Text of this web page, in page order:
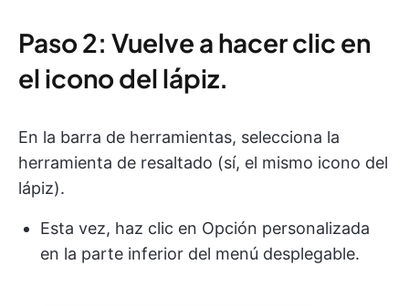
Paso 2: Vuelve a hacer clic en
el icono del lápiz.
En la barra de herramientas, selecciona la
herramienta de resaltado (sí, el mismo icono del
lápiz).
Esta vez, haz clic en Opción personalizada
en la parte inferior del menú desplegable.